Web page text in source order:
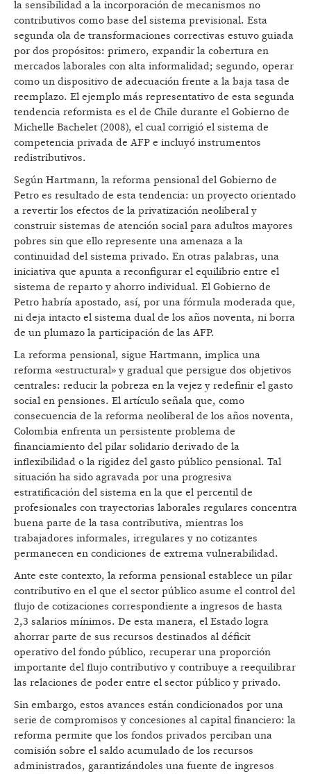
la sensibilidad a la incorporación de mecanismos no
contributivos como base del sistema previsional. Esta
segunda ola de transformaciones correctivas estuvo guiada
por dos propósitos: primero, expandir la cobertura en
mercados laborales con alta informalidad; segundo, operar
como un dispositivo de adecuación frente a la baja tasa de
reemplazo. El ejemplo más representativo de esta segunda
tendencia reformista es el de Chile durante el Gobierno de
Michelle Bachelet (2008), el cual corrigió el sistema de
competencia privada de AFP e incluyó instrumentos
redistributivos.
Según Hartmann, la reforma pensional del Gobierno de
Petro es resultado de esta tendencia: un proyecto orientado
a revertir los efectos de la privatización neoliberal y
construir sistemas de atención social para adultos mayores
pobres sin que ello represente una amenaza a la
continuidad del sistema privado. En otras palabras, una
iniciativa que apunta a reconfigurar el equilibrio entre el
sistema de reparto y ahorro individual. El Gobierno de
Petro habría apostado, así, por una fórmula moderada que,
ni deja intacto el sistema dual de los años noventa, ni borra
de un plumazo la participación de las AFP.
La reforma pensional, sigue Hartmann, implica una
reforma «estructural» y gradual que persigue dos objetivos
centrales: reducir la pobreza en la vejez y redefinir el gasto
social en pensiones. El artículo señala que, como
consecuencia de la reforma neoliberal de los años noventa,
Colombia enfrenta un persistente problema de
financiamiento del pilar solidario derivado de la
inflexibilidad o la rigidez del gasto público pensional. Tal
situación ha sido agravada por una progresiva
estratificación del sistema en la que el percentil de
profesionales con trayectorias laborales regulares concentra
buena parte de la tasa contributiva, mientras los
trabajadores informales, irregulares y no cotizantes
permanecen en condiciones de extrema vulnerabilidad.
Ante este contexto, la reforma pensional establece un pilar
contributivo en el que el sector público asume el control del
flujo de cotizaciones correspondiente a ingresos de hasta
2,3 salarios mínimos. De esta manera, el Estado logra
ahorrar parte de sus recursos destinados al déficit
operativo del fondo público, recuperar una proporción
importante del flujo contributivo y contribuye a reequilibrar
las relaciones de poder entre el sector público y privado.
Sin embargo, estos avances están condicionados por una
serie de compromisos y concesiones al capital financiero: la
reforma permite que los fondos privados perciban una
comisión sobre el saldo acumulado de los recursos
administrados, garantizándoles una fuente de ingresos